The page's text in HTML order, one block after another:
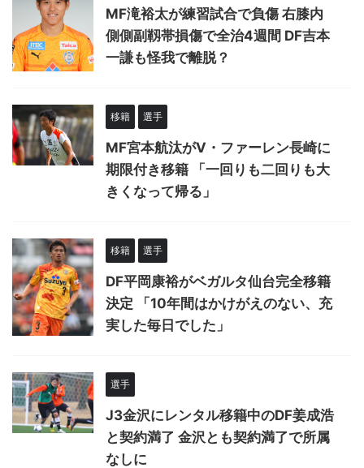
MF滝裕太が練習試合で負傷 右膝内
側側副靱帯損傷で全治4週間 DF吉本
一謙も怪我で離脱？
移籍 選手
MF宮本航汰がV・ファーレン長崎に
期限付き移籍 「一回りも二回りも大
きくなって帰る」
移籍 選手
DF平岡康裕がベガルタ仙台完全移籍
決定 「10年間はかけがえのない、充
実した毎日でした」
選手
J3金沢にレンタル移籍中のDF姜成浩
と契約満了 金沢とも契約満了で所属
なしに